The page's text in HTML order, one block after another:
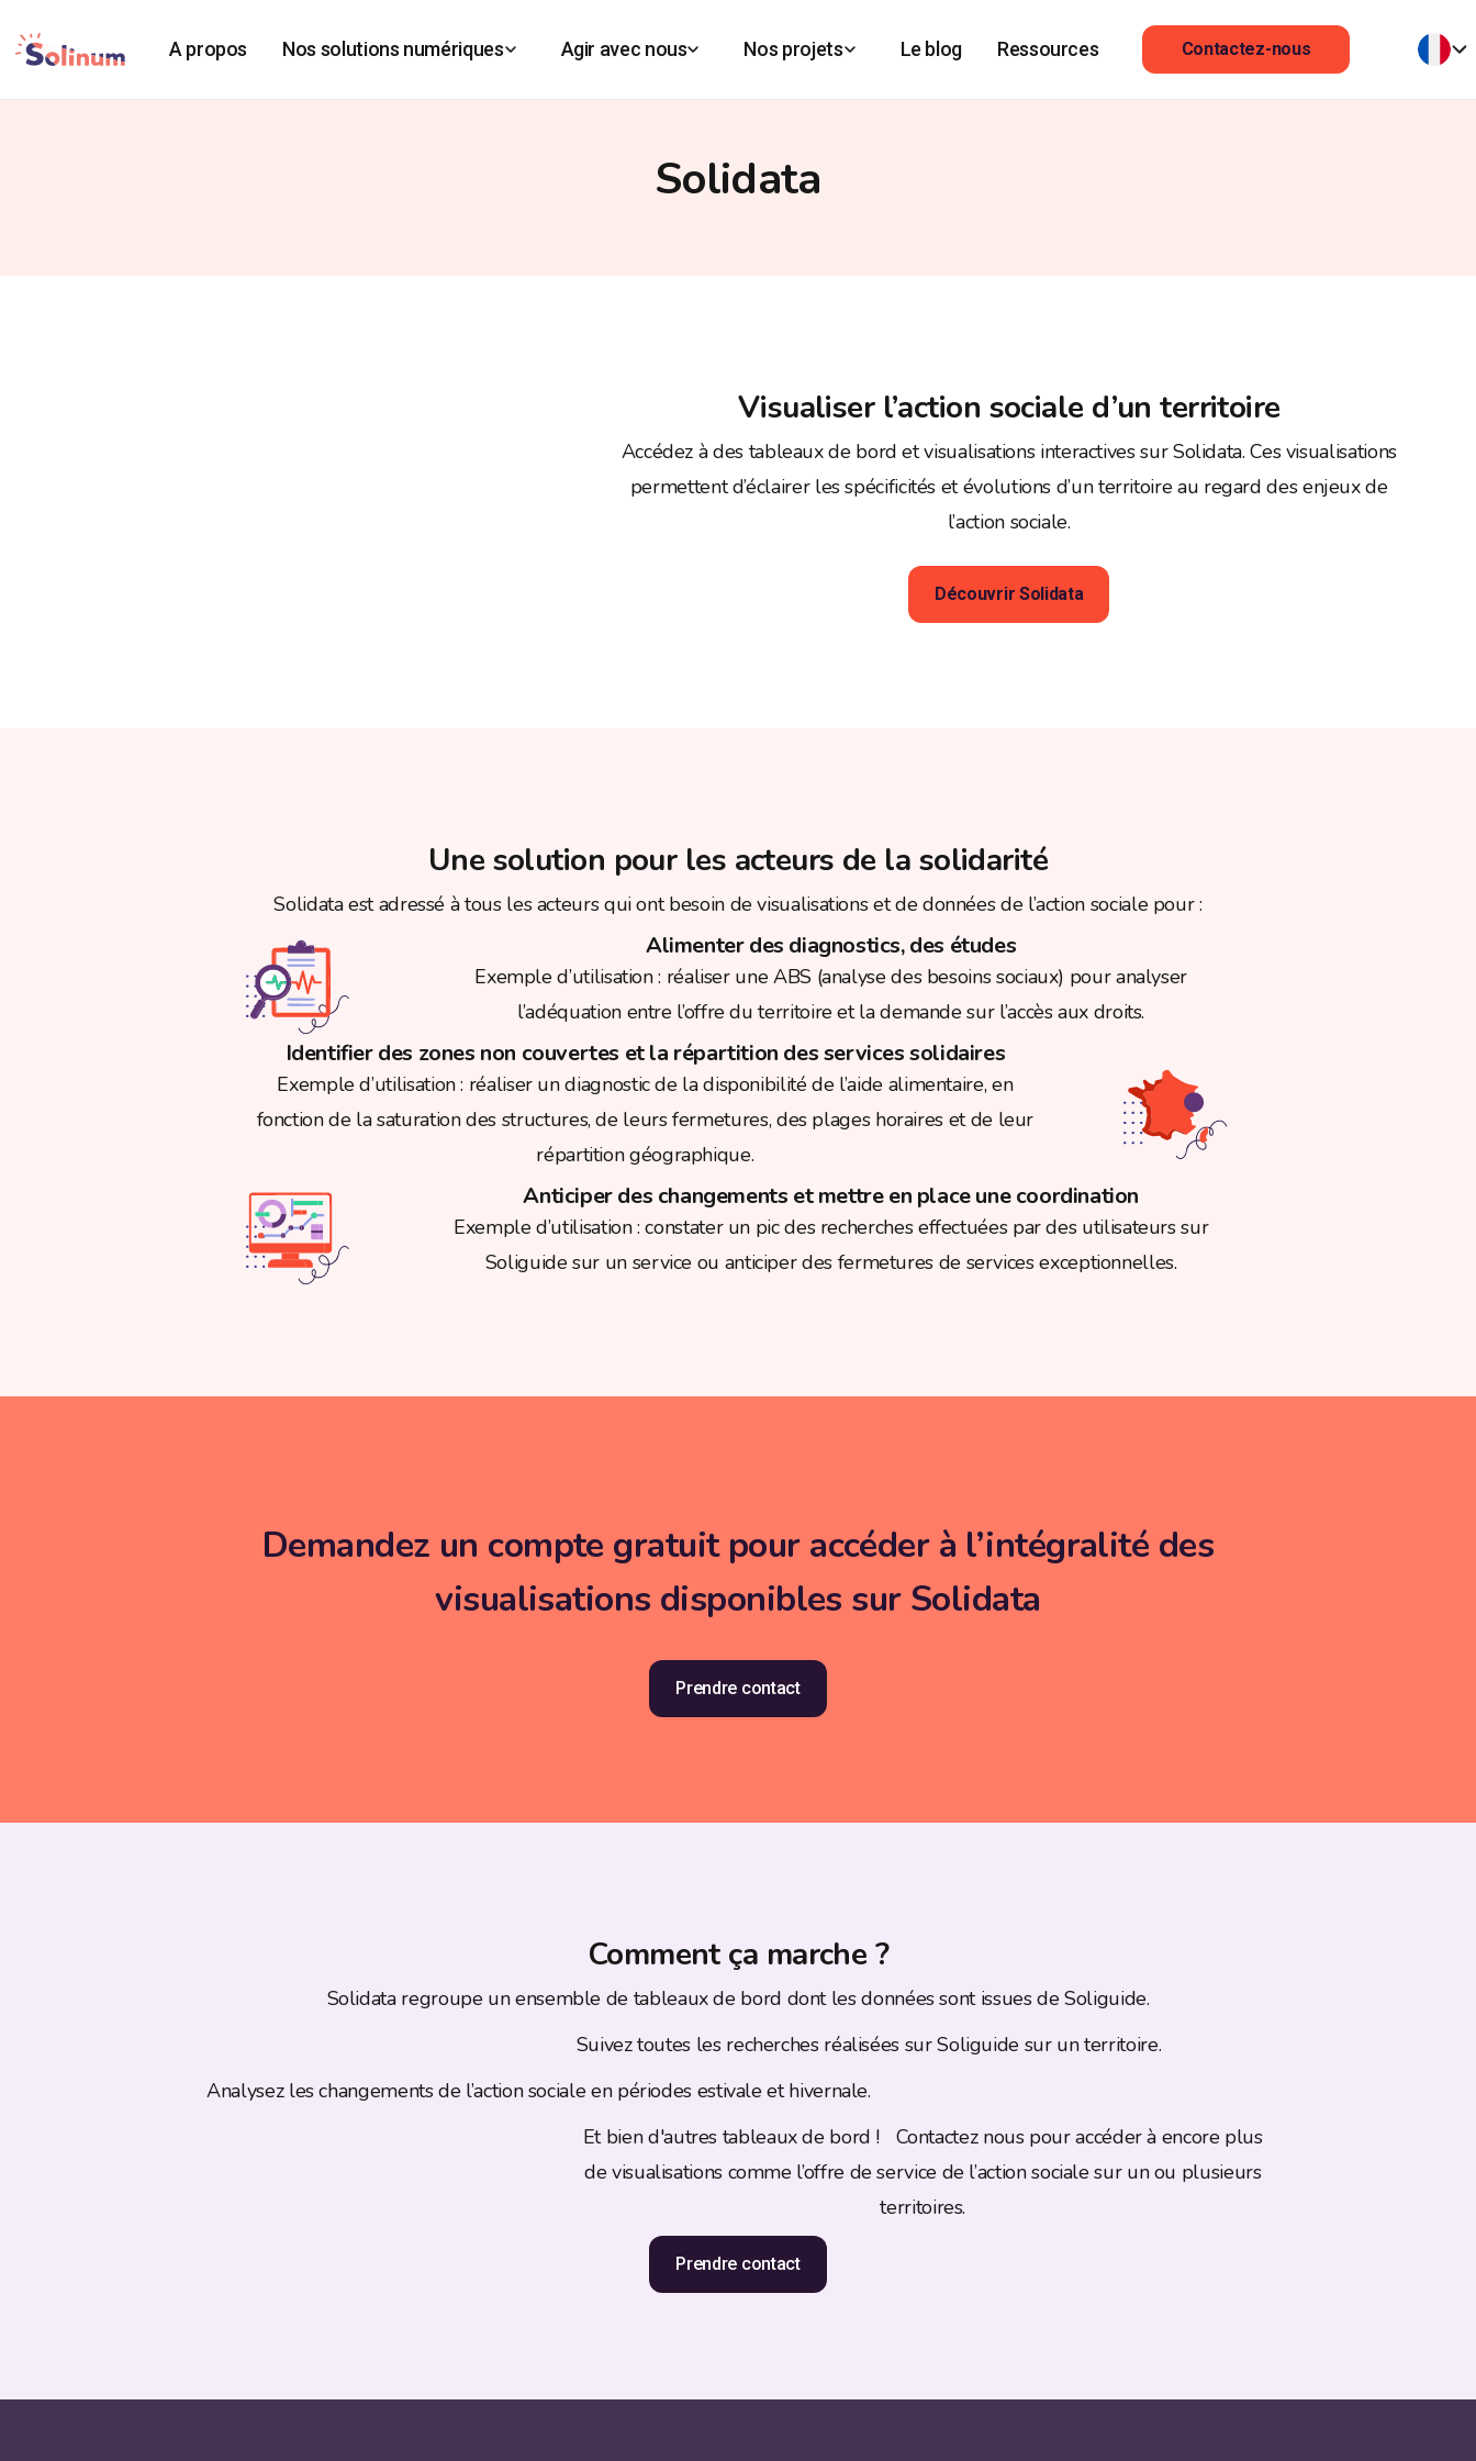
A propos Nos solutions numériques Agir avec nous Nos projets Le blog Ressources Contactez-nous
Solidata
Visualiser l’action sociale d’un territoire
Accédez à des tableaux de bord et visualisations interactives sur Solidata. Ces visualisations
permettent d’éclairer les spécificités et évolutions d’un territoire au regard des enjeux de
l’action sociale.
Découvrir Solidata
Une solution pour les acteurs de la solidarité
Solidata est adressé à tous les acteurs qui ont besoin de visualisations et de données de l’action sociale pour :
Alimenter des diagnostics, des études
Exemple d’utilisation : réaliser une ABS (analyse des besoins sociaux) pour analyser
l’adéquation entre l’offre du territoire et la demande sur l’accès aux droits.
Identifier des zones non couvertes et la répartition des services solidaires
Exemple d’utilisation : réaliser un diagnostic de la disponibilité de l’aide alimentaire, en
fonction de la saturation des structures, de leurs fermetures, des plages horaires et de leur
répartition géographique.
Anticiper des changements et mettre en place une coordination
Exemple d’utilisation : constater un pic des recherches effectuées par des utilisateurs sur
Soliguide sur un service ou anticiper des fermetures de services exceptionnelles.
Demandez un compte gratuit pour accéder à l’intégralité des
visualisations disponibles sur Solidata
Prendre contact
Comment ça marche ?
Solidata regroupe un ensemble de tableaux de bord dont les données sont issues de Soliguide.
Suivez toutes les recherches réalisées sur Soliguide sur un territoire.
Analysez les changements de l’action sociale en périodes estivale et hivernale.
Et bien d'autres tableaux de bord ! Contactez nous pour accéder à encore plus
de visualisations comme l’offre de service de l’action sociale sur un ou plusieurs
territoires.
Prendre contact